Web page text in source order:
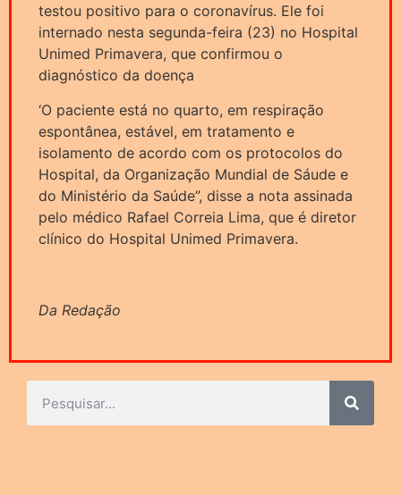
testou positivo para o coronavírus. Ele foi
internado nesta segunda-feira (23) no Hospital
Unimed Primavera, que confirmou o
diagnóstico da doença
‘O paciente está no quarto, em respiração
espontânea, estável, em tratamento e
isolamento de acordo com os protocolos do
Hospital, da Organização Mundial de Sáude e
do Ministério da Saúde”, disse a nota assinada
pelo médico Rafael Correia Lima, que é diretor
clínico do Hospital Unimed Primavera.
Da Redação